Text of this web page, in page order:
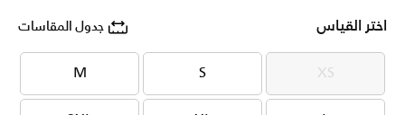
اختر القياس جدول المقاسات
XS
XS
S
S
M
M